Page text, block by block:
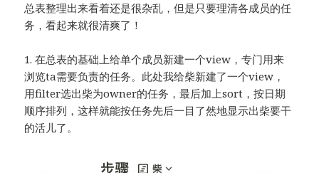
总表整理出来看着还是很杂乱，但是只要理清各成员的任
务，看起来就很清爽了！
1. 在总表的基础上给单个成员新建一个view，专门用来
浏览ta需要负责的任务。此处我给柴新建了一个view，
用filter选出柴为owner的任务，最后加上sort，按日期
顺序排列，这样就能按任务先后一目了然地显示出柴要干
的活儿了。